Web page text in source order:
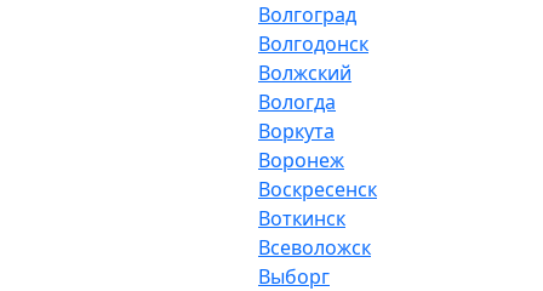
Волгоград
Волгодонск
Волжский
Вологда
Воркута
Воронеж
Воскресенск
Воткинск
Всеволожск
Выборг